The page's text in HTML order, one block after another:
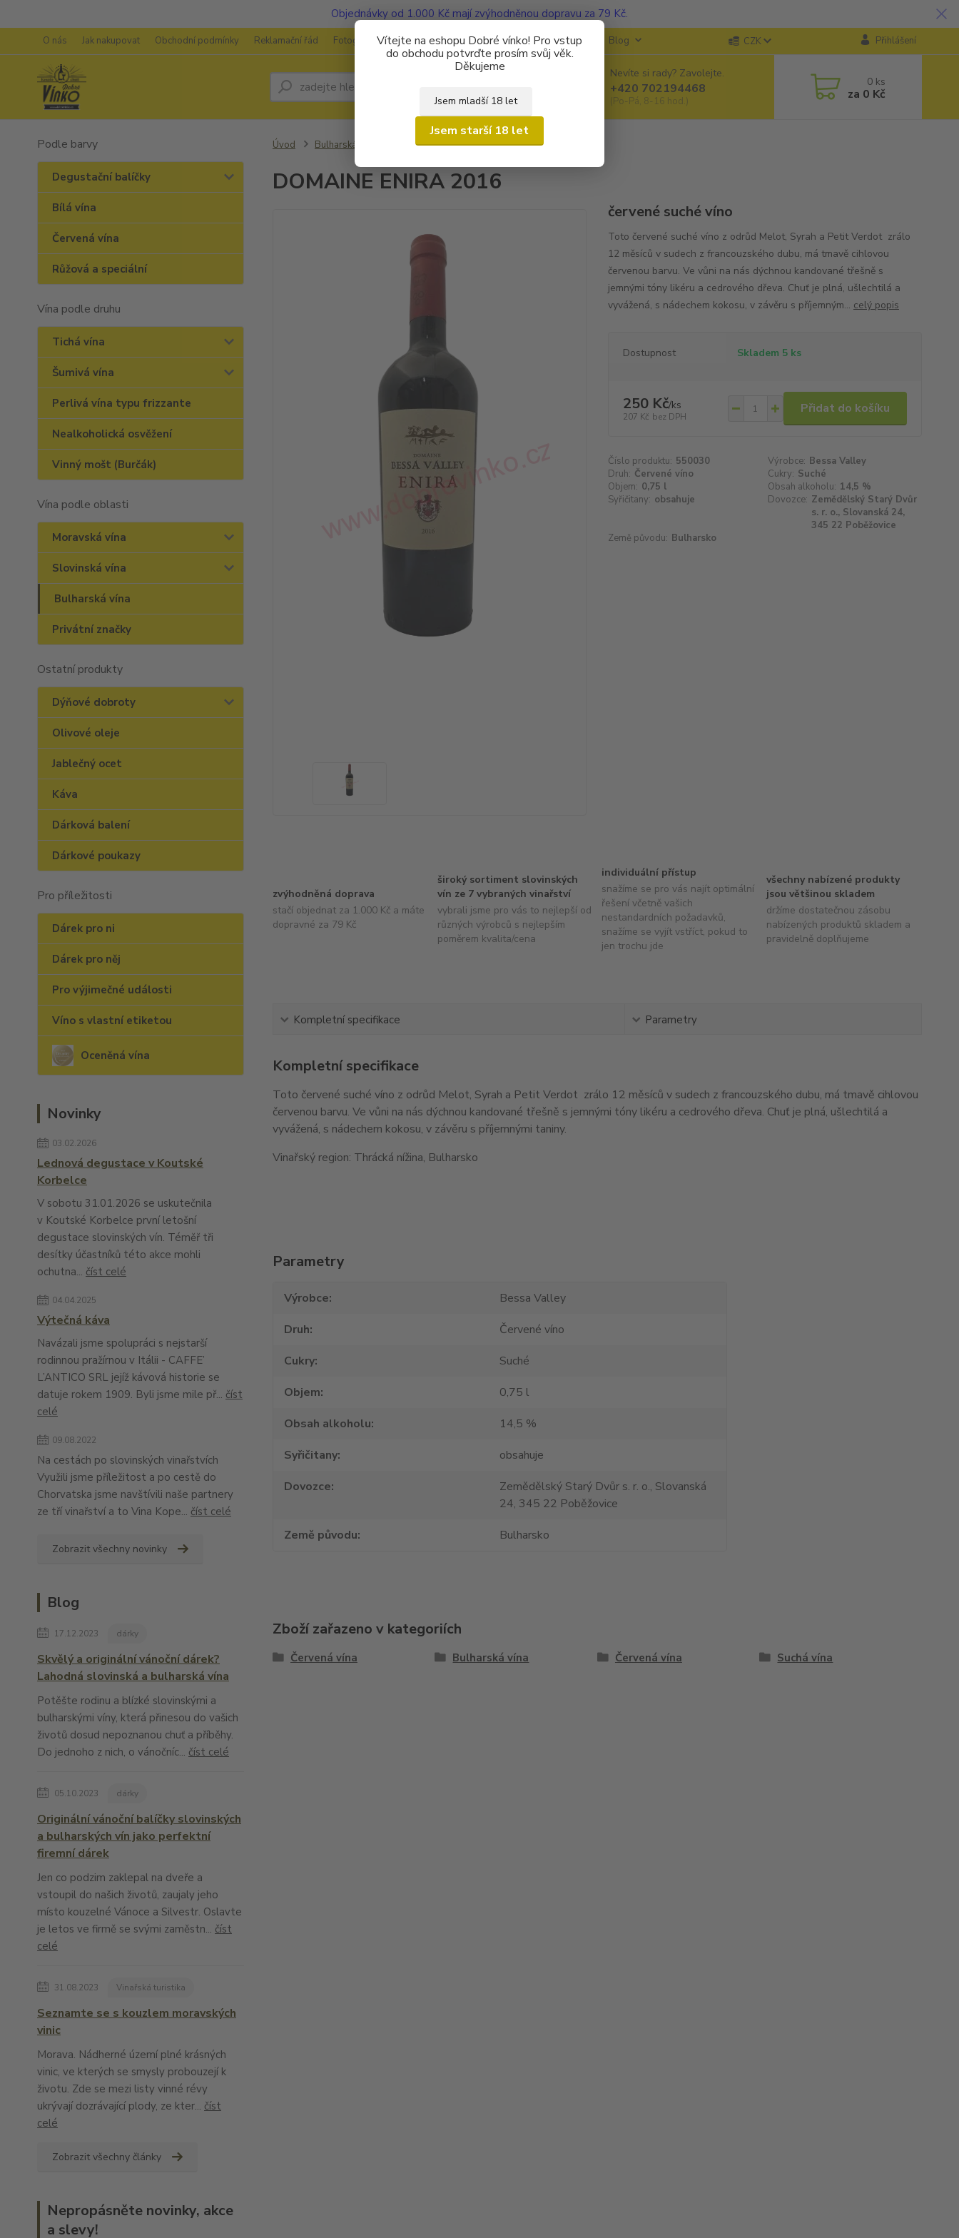
Objednávky od 1.000 Kč mají zvýhodněnou dopravu za 79 Kč.
Vítejte na eshopu Dobré vínko! Pro vstup
do obchodu potvrďte prosím svůj věk.
Děkujeme
Jsem mladší 18 let
Jsem starší 18 let
O nás Jak nakupovat Obchodní podmínky Reklamační řád Fotogalerie Kontakty Ochrana soukromí O vinařstvích Blog CZK Přihlášení
Nevíte si rady? Zavolejte.
+420 702194468
(Po-Pá, 8-16 hod.)
0 ks
za 0 Kč
Podle barvy
Degustační balíčky
Bílá vína
Červená vína
Růžová a speciální
Vína podle druhu
Tichá vína
Šumivá vína
Perlivá vína typu frizzante
Nealkoholická osvěžení
Vinný mošt (Burčák)
Vína podle oblasti
Moravská vína
Slovinská vína
Bulharská vína
Privátní značky
Ostatní produkty
Dýňové dobroty
Olivové oleje
Jablečný ocet
Káva
Dárková balení
Dárkové poukazy
Pro příležitosti
Dárek pro ni
Dárek pro něj
Pro výjimečné události
Víno s vlastní etiketou
Oceněná vína
Novinky
03.02.2026
Lednová degustace v Koutské
Korbelce
V sobotu 31.01.2026 se uskutečnila
v Koutské Korbelce první letošní
degustace slovinských vín. Téměř tři
desítky účastníků této akce mohli
ochutna... číst celé
04.04.2025
Výtečná káva
Navázali jsme spolupráci s nejstarší
rodinnou pražírnou v Itálii - CAFFE’
L’ANTICO SRL jejíž kávová historie se
datuje rokem 1909. Byli jsme mile př... číst
celé
09.08.2022
Na cestách po slovinských vinařstvích
Využili jsme příležitost a po cestě do
Chorvatska jsme navštívili naše partnery
ze tří vinařství a to Vina Kope... číst celé
Zobrazit všechny novinky
Blog
17.12.2023 dárky
Skvělý a originální vánoční dárek?
Lahodná slovinská a bulharská vína
Potěšte rodinu a blízké slovinskými a
bulharskými víny, která přinesou do vašich
životů dosud nepoznanou chuť a příběhy.
Do jednoho z nich, o vánočníc... číst celé
05.10.2023 dárky
Originální vánoční balíčky slovinských
a bulharských vín jako perfektní
firemní dárek
Jen co podzim zaklepal na dveře a
vstoupil do našich životů, zaujaly jeho
místo kouzelné Vánoce a Silvestr. Oslavte
je letos ve firmě se svými zaměstn... číst
celé
31.08.2023 Vinařská turistika
Seznamte se s kouzlem moravských
vinic
Morava. Nádherné území plné krásných
vinic, ve kterých se smysly probouzejí k
životu. Zde se mezi listy vinné révy
ukrývají dozrávající plody, ze kter... číst
celé
Zobrazit všechny články
Nepropásněte novinky, akce
a slevy!
Úvod Bulharská vína DOMAINE ENIRA 2016
DOMAINE ENIRA 2016
červené suché víno
Toto červené suché víno z odrůd Melot, Syrah a Petit Verdot zrálo
12 měsíců v sudech z francouzského dubu, má tmavě cihlovou
červenou barvu. Ve vůni na nás dýchnou kandované třešně s
jemnými tóny likéru a cedrového dřeva. Chuť je plná, ušlechtilá a
vyvážená, s nádechem kokosu, v závěru s příjemným... celý popis
Dostupnost Skladem 5 ks
250 Kč/ks
207 Kč bez DPH
Přidat do košíku
Číslo produktu: 550030 Výrobce: Bessa Valley
Druh: Červené víno Cukry: Suché
Objem: 0,75 l Obsah alkoholu: 14,5 %
Syřičitany: obsahuje Dovozce: Zemědělský Starý Dvůr
s. r. o., Slovanská 24,
345 22 Poběžovice
Země původu: Bulharsko
zvýhodněná doprava
stačí objednat za 1.000 Kč a máte
dopravné za 79 Kč
široký sortiment slovinských
vín ze 7 vybraných vinařství
vybrali jsme pro vás to nejlepší od
různých výrobců s nejlepším
poměrem kvalita/cena
individuální přístup
snažíme se pro vás najít optimální
řešení včetně vašich
nestandardních požadavků,
snažíme se vyjít vstříct, pokud to
jen trochu jde
všechny nabízené produkty
jsou většinou skladem
držíme dostatečnou zásobu
nabízených produktů skladem a
pravidelně doplňujeme
Kompletní specifikace Parametry
Kompletní specifikace
Toto červené suché víno z odrůd Melot, Syrah a Petit Verdot zrálo 12 měsíců v sudech z francouzského dubu, má tmavě cihlovou
červenou barvu. Ve vůni na nás dýchnou kandované třešně s jemnými tóny likéru a cedrového dřeva. Chuť je plná, ušlechtilá a
vyvážená, s nádechem kokosu, v závěru s příjemnými taniny.
Vinařský region: Thrácká nížina, Bulharsko
Parametry
Výrobce
Bessa Valley
Druh
Červené víno
Cukry
Suché
Objem
0,75 l
Obsah alkoholu
14,5 %
Syřičitany
obsahuje
Dovozce
Zemědělský Starý Dvůr s. r. o., Slovanská
24, 345 22 Poběžovice
Země původu
Bulharsko
Zboží zařazeno v kategoriích
Červená vína Bulharská vína Červená vína Suchá vína